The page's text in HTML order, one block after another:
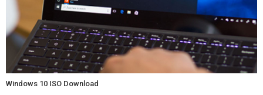
Windows 10 ISO Download